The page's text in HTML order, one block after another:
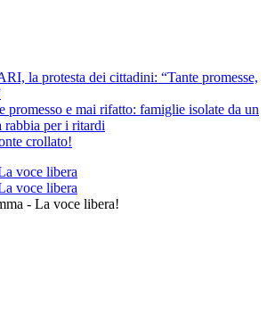
la protesta dei cittadini: “Tante promesse,
promesso e mai rifatto: famiglie isolate da un
rabbia per i ritardi
crollato!
- La voce libera!